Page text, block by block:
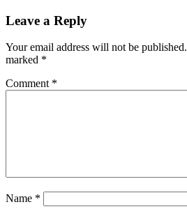
Leave a Reply
Your email address will not be published.
marked *
Comment *
Name *